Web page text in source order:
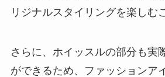
リジナルスタイリングを楽しむ
さらに、ホイッスルの部分も実
ができるため、ファッションア